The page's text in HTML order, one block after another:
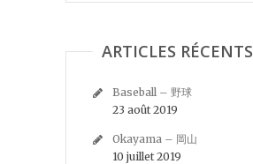
ARTICLES RÉCENTS
Baseball – 野球
23 août 2019
Okayama – 岡山
10 juillet 2019